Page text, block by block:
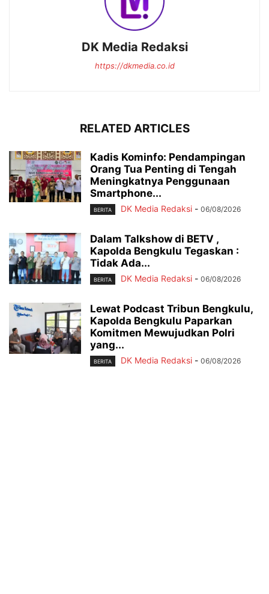
DK Media Redaksi
https://dkmedia.co.id
RELATED ARTICLES
Kadis Kominfo: Pendampingan
Orang Tua Penting di Tengah
Meningkatnya Penggunaan
Smartphone...
BERITA DK Media Redaksi - 06/08/2026
Dalam Talkshow di BETV ,
Kapolda Bengkulu Tegaskan :
Tidak Ada...
BERITA DK Media Redaksi - 06/08/2026
Lewat Podcast Tribun Bengkulu,
Kapolda Bengkulu Paparkan
Komitmen Mewujudkan Polri
yang...
BERITA DK Media Redaksi - 06/08/2026